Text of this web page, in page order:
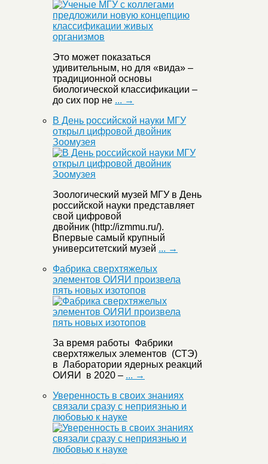
Это может показаться
удивительным, но для «вида» –
традиционной основы
биологической классификации –
до сих пор не ... →
В День российской науки МГУ
открыл цифровой двойник
Зоомузея
Зоологический музей МГУ в День
российской науки представляет
свой цифровой
двойник (http://izmmu.ru/).
Впервые самый крупный
университетский музей ... →
Фабрика сверхтяжелых
элементов ОИЯИ произвела
пять новых изотопов
За время работы Фабрики
сверхтяжелых элементов (СТЭ)
в Лаборатории ядерных реакций
ОИЯИ в 2020 – ... →
Уверенность в своих знаниях
связали сразу с неприязнью и
любовью к науке